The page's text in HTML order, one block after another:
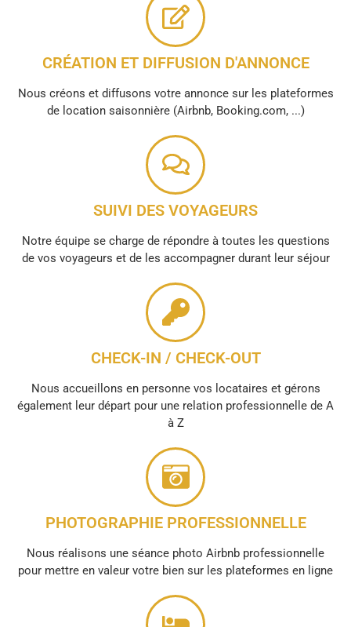
CRÉATION ET DIFFUSION D'ANNONCE
Nous créons et diffusons votre annonce sur les plateformes
de location saisonnière (Airbnb, Booking.com, ...)
SUIVI DES VOYAGEURS
Notre équipe se charge de répondre à toutes les questions
de vos voyageurs et de les accompagner durant leur séjour
CHECK-IN / CHECK-OUT
Nous accueillons en personne vos locataires et gérons
également leur départ pour une relation professionnelle de A
à Z
PHOTOGRAPHIE PROFESSIONNELLE
Nous réalisons une séance photo Airbnb professionnelle
pour mettre en valeur votre bien sur les plateformes en ligne